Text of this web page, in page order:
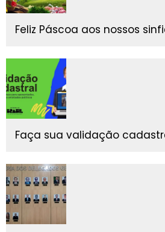
Feliz Páscoa aos nossos
Faça sua validação